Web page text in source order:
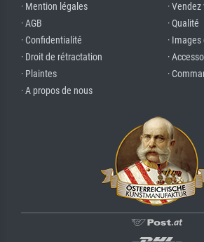
· Mention légales
· AGB
· Confidentialité
· Droit de rétractation
· Plaintes
· A propos de nous
·
· Qualité
·
·
·